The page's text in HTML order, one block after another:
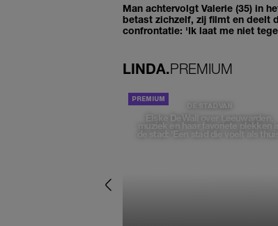
Man achtervolgt Valerie (35) in
betast zichzelf, zij filmt en deelt
confrontatie: 'Ik laat me niet
LINDA.PREMIUM
DE STAD VAN
Elske DeWall over Leeuwarden,
muziek en haar favoriete plekken in
de stad: 'Een stad die voelt als thuis'